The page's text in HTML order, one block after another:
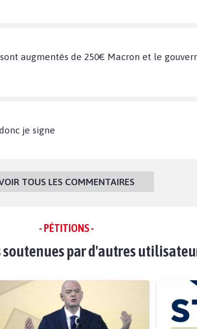
augmentés de 250€ Macron et le
je signe
TOUS LES COMMENTAIRES
- PÉTITIONS -
soutenues par d'autres